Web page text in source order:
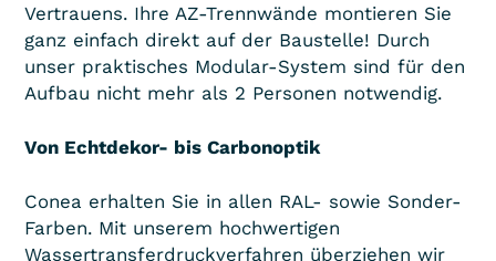
Vertrauens. Ihre AZ-Trennwände montieren Sie
ganz einfach direkt auf der Baustelle! Durch
unser praktisches Modular-System sind für den
Aufbau nicht mehr als 2 Personen notwendig.
Von Echtdekor- bis Carbonoptik
Conea erhalten Sie in allen RAL- sowie Sonder-
Farben. Mit unserem hochwertigen
Wassertransferdruckverfahren überziehen wir